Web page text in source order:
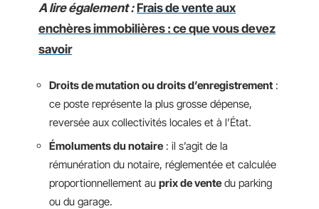
A lire également : Frais de vente aux
enchères immobilières : ce que vous devez
savoir
Droits de mutation ou droits d’enregistrement :
ce poste représente la plus grosse dépense,
reversée aux collectivités locales et à l’État.
Émoluments du notaire : il s’agit de la
rémunération du notaire, réglementée et calculée
proportionnellement au prix de vente du parking
ou du garage.